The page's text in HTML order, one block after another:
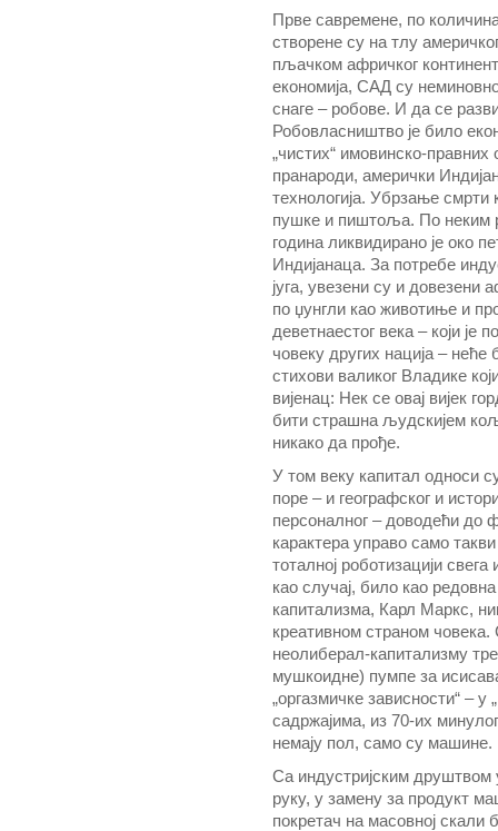
Прве савремене, по
створене су на тлу
пљачком афричког
економија, САД су
снаге – робове. И да се
Робовласништво је било
„чистих“ имовинско-
пранароди, амерички
технологија. Убрзање смрти
пушке и пиштоља. По неким
година ликвидирано је око
Индијанаца. За потребе
југа, увезени су и довезени
по џунгли као животиње и
деветнаестог века – који је
човеку других нација –
стихови валиког Владике
вијенац: Нек се овај вијек
бити страшна људскијем
никако да прође.
У том веку капитал односи
поре – и географског и
персоналног – доводећи до
карактера управо само такви
тоталној роботизацији
као случај, било као
капитализма, Карл Маркс,
креативном страном
неолиберал-капитализму
мушкоидне) пумпе за
„оргазмичке зависности“ –
садржајима, из 70-их
немају пол, само су машине.
Са индустријским друштвом
руку, у замену за продукт
покретач на масовној